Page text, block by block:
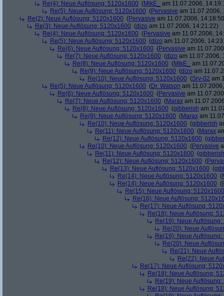
Re(4): Neue Auflösung: 5120x1600 (MikE_
am 11.07.2006,
Re(5): Neue Auflösung: 5120x1600 (Pervasive am 11.07.2006,
Re(2): Neue Auflösung: 5120x1600 (Pervasive am 11.07.2006,
Re(3): Neue Auflösung: 5120x1600 (dizo am 11.07.2006, 14:21:22)
Re(4): Neue Auflösung: 5120x1600 (Pervasive am 11.07.2006,
Re(5): Neue Auflösung: 5120x1600 (dizo am 11.07.2006,
Re(6): Neue Auflösung: 5120x1600 (Pervasive am
Re(7): Neue Auflösung: 5120x1600 (dizo am 11.07.2006,
Re(8): Neue Auflösung: 5120x1600 (MikE_
am
Re(9): Neue Auflösung: 5120x1600 (dizo am
Re(10): Neue Auflösung: 5120x1600 (Srv-02 am
Re(5): Neue Auflösung: 5120x1600 (Dr. Watson am
Re(6): Neue Auflösung: 5120x1600 (Pervasive am
Re(7): Neue Auflösung: 5120x1600 (Marax am
Re(8): Neue Auflösung: 5120x1600 (gibberish am
Re(9): Neue Auflösung: 5120x1600 (Marax am
Re(10): Neue Auflösung: 5120x1600 (gibberish
Re(11): Neue Auflösung: 5120x1600 (Marax
Re(12): Neue Auflösung: 5120x1600 (
Re(10): Neue Auflösung: 5120x1600 (Pervasive
Re(11): Neue Auflösung: 5120x1600 (gibberish
Re(12): Neue Auflösung: 5120x1600 (
Re(13): Neue Auflösung: 5120x1600 (
Re(14): Neue Auflösung: 5120x1600 (
Re(14): Neue Auflösung: 5120x1600 (
Re(15): Neue Auflösung: 5120x1600
Re(16): Neue Auflösung:
Re(17): Neue Auflösung:
Re(18): Neue Auflösung:
Re(19): Neue
Re(20): Neue
Re(19): Neue
Re(20): Neue
Re(21): Neue
Re(22): Neue
Re(17): Neue Auflösung:
Re(18): Neue Auflösung:
Re(19): Neue
Re(18): Neue Auflösung: